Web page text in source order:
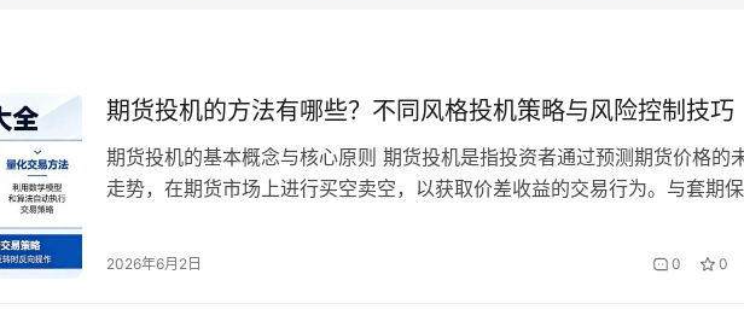
期货投机的方法有哪些？不同风格投机策略与风险控制技巧
期货投机的基本概念与核心原则 期货投机是指投资者通过预测期货价格的
走势，在期货市场上进行买空卖空，以获取价差收益的交易行为。与套期保
的波动，通过低买高卖或高卖低买来赚取利润。期货投机是期货市场的重要
2026年6月2日 0 0